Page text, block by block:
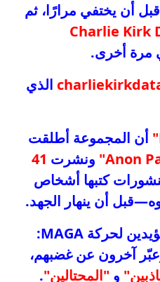
قبل أن يختفي مرارًا، ثم
"Charlie Kirk
مرة أخرى.
الذي
أن المجموعة أطلقت
ونشرت 41
كتبها أشخاص
أن ينهار الجهد.
آخرون عن غضبهم،
و "المحتالين".